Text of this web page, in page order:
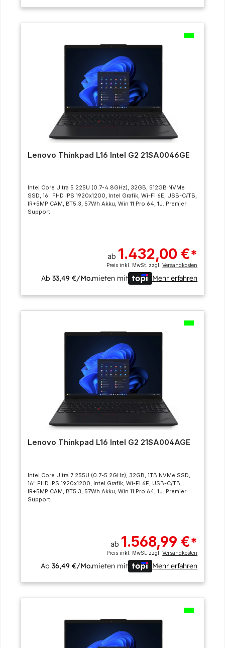
Lenovo Thinkpad L16 Intel G2 21SA0046GE
Intel Core Ultra 5 225U (0.7-4.8GHz), 32GB, 512GB NVMe
SSD, 16" FHD IPS 1920x1200, Intel Grafik, Wi-Fi 6E, USB-C/TB,
IR+5MP CAM, BT5.3, 57Wh Akku, Win 11 Pro 64, 1J. Premier
Support
ab 1.432,00 €*
Preis inkl. MwSt. zzgl.Versandkosten
Ab33,49 €/Mo.mieten mit Mehr erfahren
Lenovo Thinkpad L16 Intel G2 21SA004AGE
Intel Core Ultra 7 255U (0.7-5.2GHz), 32GB, 1TB NVMe SSD,
16" FHD IPS 1920x1200, Intel Grafik, Wi-Fi 6E, USB-C/TB,
IR+5MP CAM, BT5.3, 57Wh Akku, Win 11 Pro 64, 1J. Premier
Support
ab 1.568,99 €*
Preis inkl. MwSt. zzgl.Versandkosten
Ab36,49 €/Mo.mieten mit Mehr erfahren